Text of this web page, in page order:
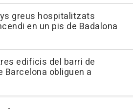
greus hospitalitzats
en un pis de Badalona
edificis del barri de
Barcelona obliguen a